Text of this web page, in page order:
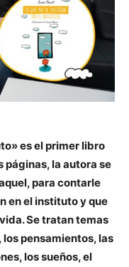
es el primer libro
páginas, la autora se
para contarle
en el instituto y que
Se tratan temas
pensamientos, las
los sueños, el